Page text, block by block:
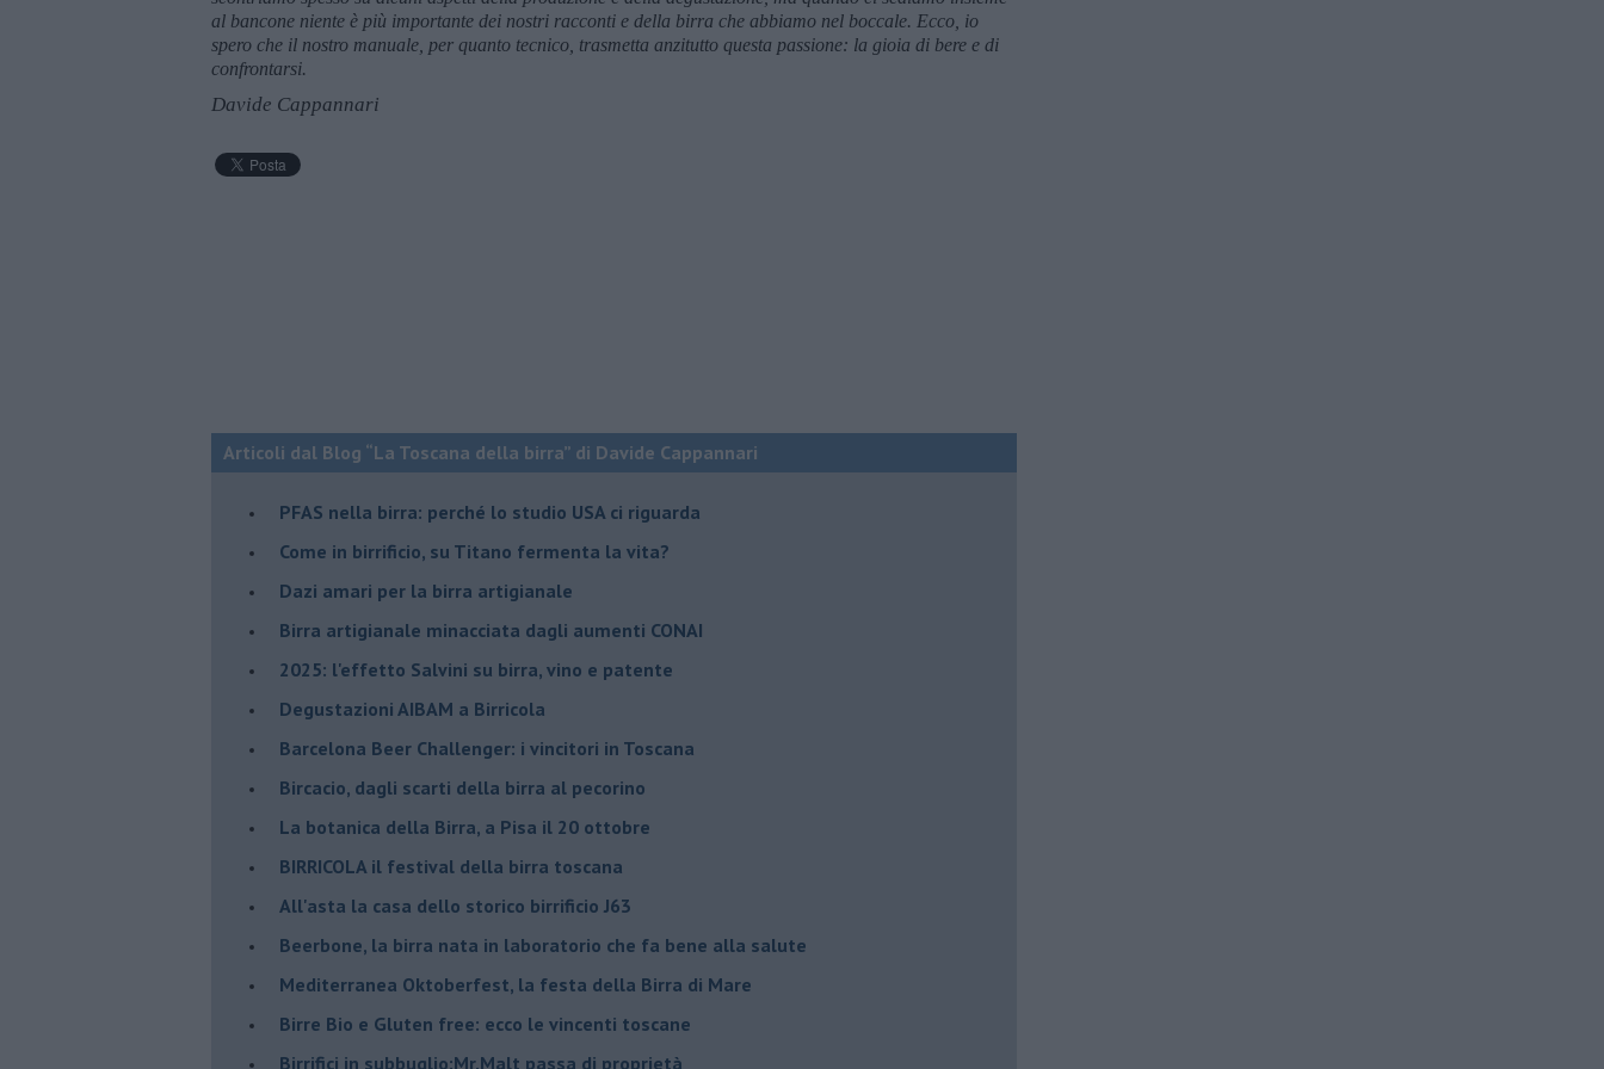
al bancone niente è più importante dei nostri racconti e della birra che abbiamo nel boccale. Ecco, io
spero che il nostro manuale, per quanto tecnico, trasmetta anzitutto questa passione: la gioia di bere e di
confrontarsi.
Davide Cappannari
Articoli dal Blog “La Toscana della birra” di Davide Cappannari
​PFAS nella birra: perché lo studio USA ci riguarda
​Come in birrificio, su Titano fermenta la vita?
Dazi amari per la birra artigianale
​Birra artigianale minacciata dagli aumenti CONAI
​2025: l'effetto Salvini su birra, vino e patente
​Degustazioni AIBAM a Birricola
​Barcelona Beer Challenger: i vincitori in Toscana
Bircacio, dagli scarti della birra al pecorino
​La botanica della Birra, a Pisa il 20 ottobre
BIRRICOLA il festival della birra toscana
​All'asta la casa dello storico birrificio J63
Beerbone, la birra nata in laboratorio che fa bene alla salute
Mediterranea Oktoberfest, la festa della Birra di Mare
​Birre Bio e Gluten free: ecco le vincenti toscane
​Birrifici in subbuglio:Mr.Malt passa di proprietà